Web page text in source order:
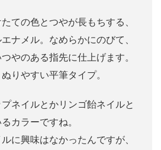
ての色とつやが長もちする、
ナメル。なめらかにのびて、
やのある指先に仕上げます。
りやすい平筆タイプ。
プネイルとかリンゴ飴ネイルと
カラーですね。
に興味はなかったんですが、